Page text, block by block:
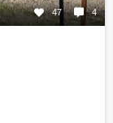
47 4